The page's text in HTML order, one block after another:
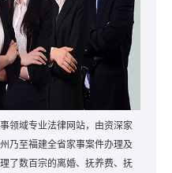
领域专业法律网站，由资深家
乃至福建全省家事案件办理及
了数百宗的离婚、抚养费、抚